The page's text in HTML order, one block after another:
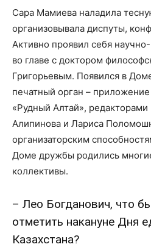
Сара Мамиева наладила
организовывала диспуты,
Активно проявил себя
во главе с доктором
Григорьевым. Появился в
печатный орган – приложение
«Рудный Алтай»,
Алипинова и Лариса
организаторским
Доме дружбы родились
коллективы.
– Лео Богданович, что
отметить накануне Дня
Казахстана?